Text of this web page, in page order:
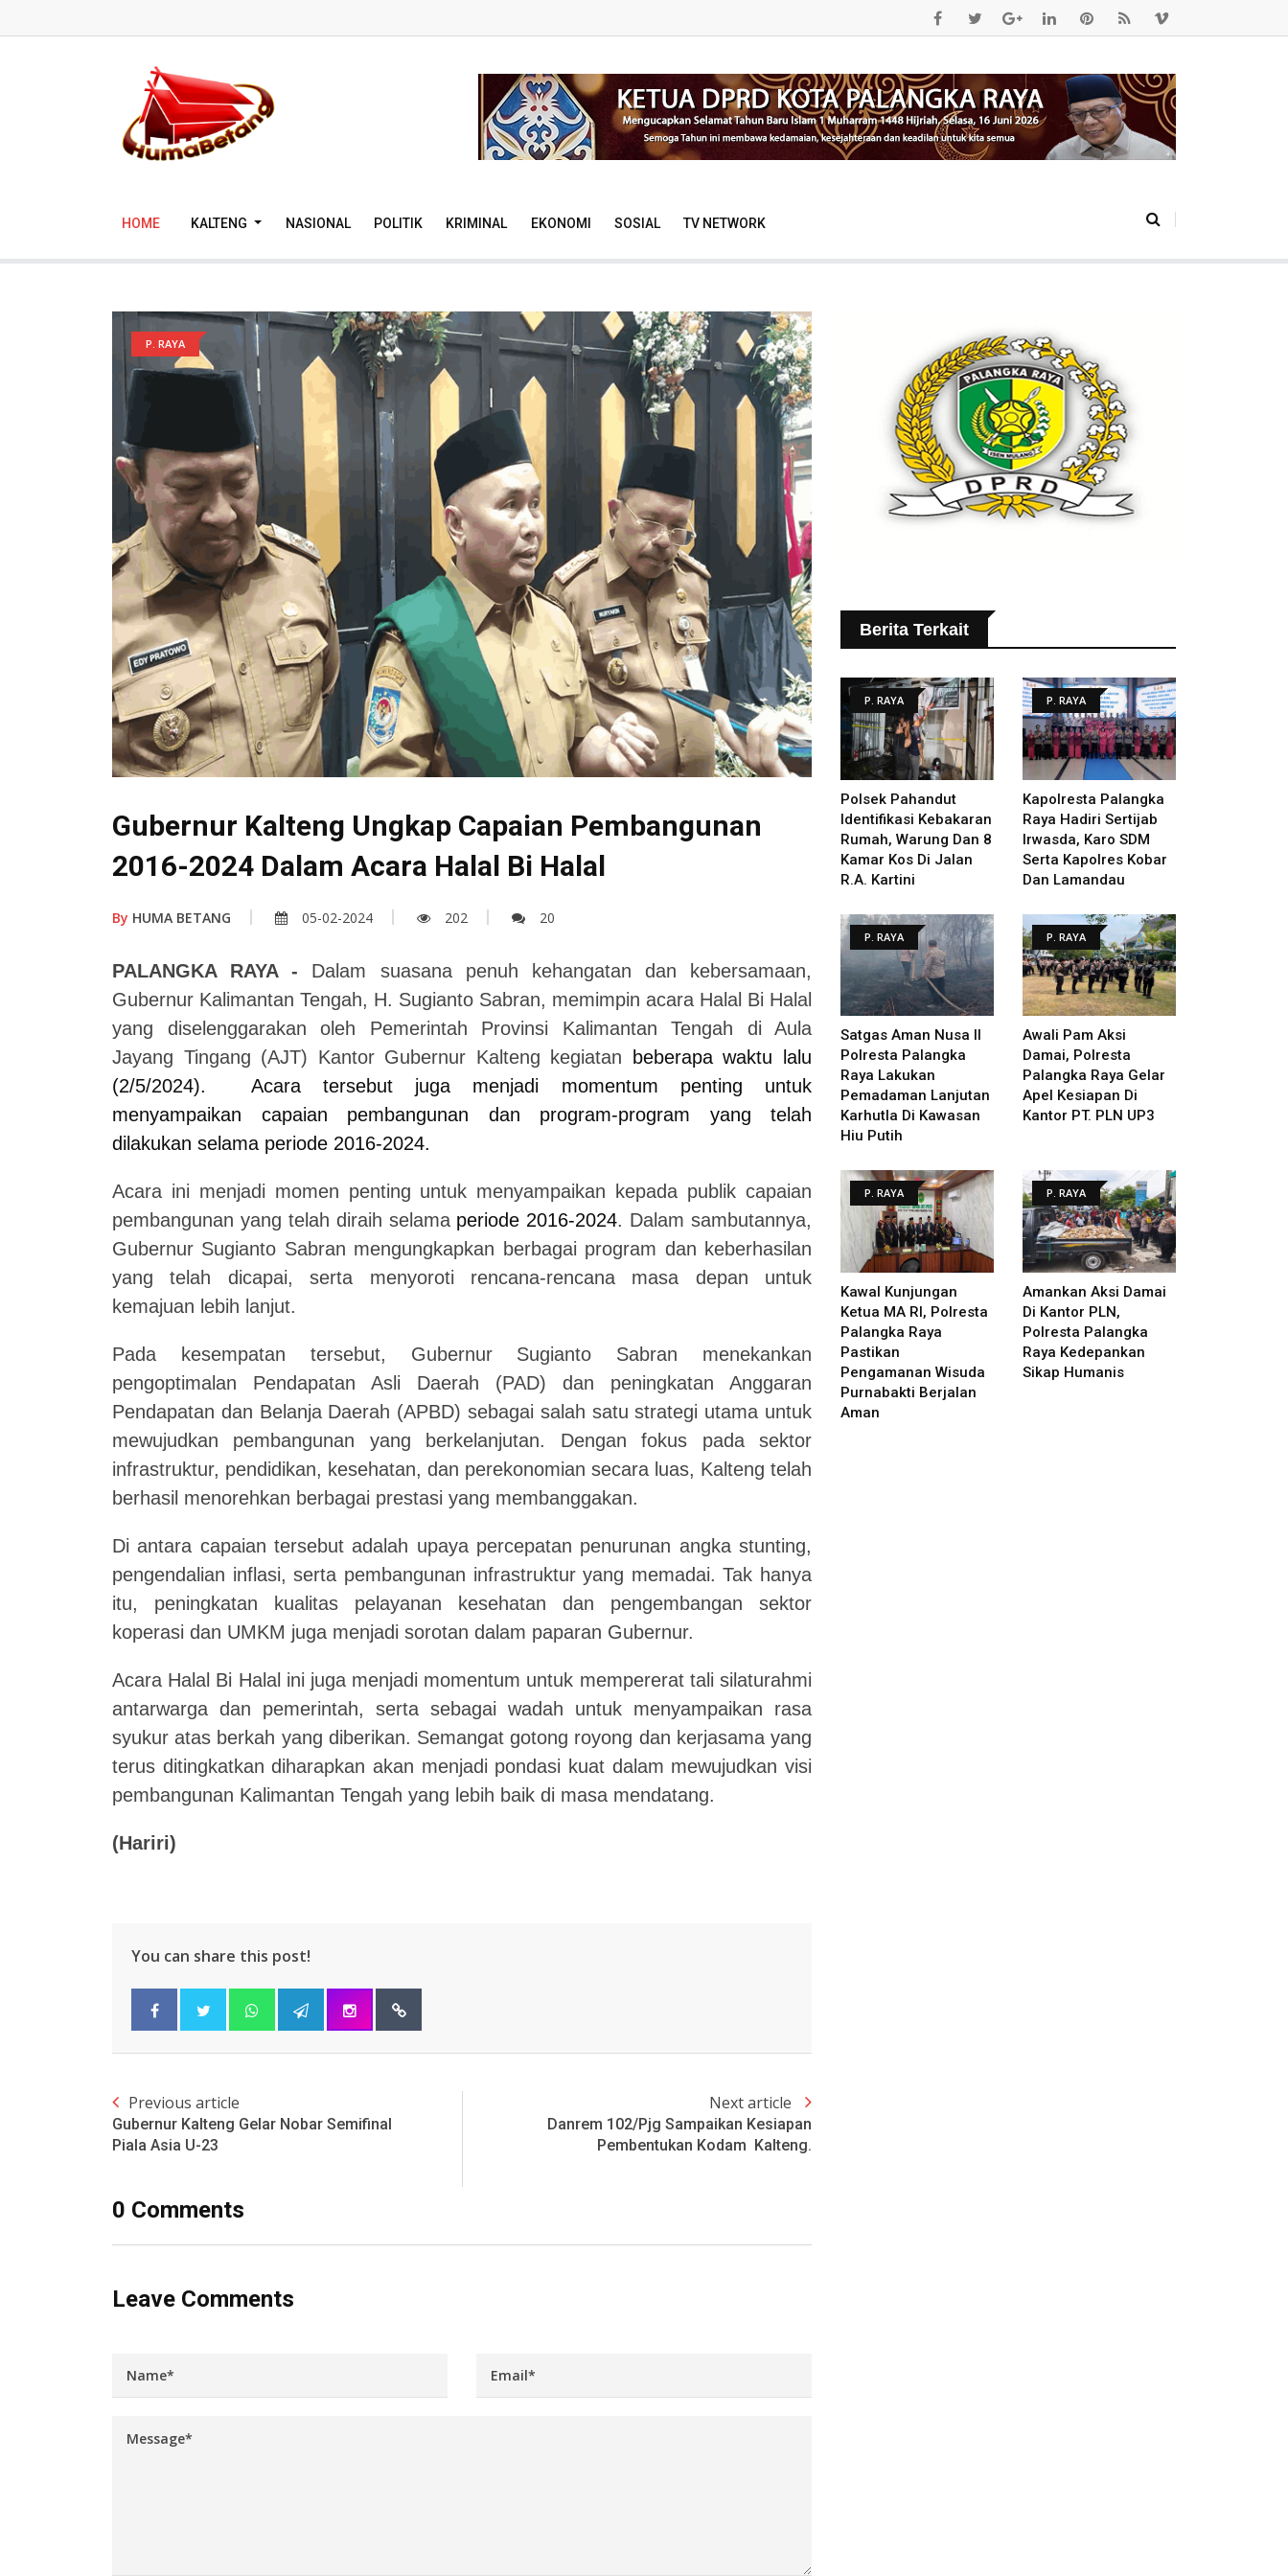
HOME KALTENG NASIONAL POLITIK KRIMINAL EKONOMI SOSIAL TV NETWORK
P. RAYA
Gubernur Kalteng Ungkap Capaian Pembangunan
2016-2024 Dalam Acara Halal Bi Halal
By HUMA BETANG 05-02-2024 202 20
PALANGKA RAYA - Dalam suasana penuh kehangatan dan kebersamaan,
Gubernur Kalimantan Tengah, H. Sugianto Sabran, memimpin acara Halal Bi Halal
yang diselenggarakan oleh Pemerintah Provinsi Kalimantan Tengah di Aula
Jayang Tingang (AJT) Kantor Gubernur Kalteng kegiatan
beberapa waktu lalu
(2/5/2024).
Acara tersebut juga menjadi momentum penting untuk
menyampaikan capaian pembangunan dan program-program yang telah
dilakukan selama periode 2016-2024.
Acara ini menjadi momen penting untuk menyampaikan kepada publik capaian
pembangunan yang telah diraih selama periode 2016-2024. Dalam sambutannya,
Gubernur Sugianto Sabran mengungkapkan berbagai program dan keberhasilan
yang telah dicapai, serta menyoroti rencana-rencana masa depan untuk
kemajuan lebih lanjut.
Pada kesempatan tersebut, Gubernur Sugianto Sabran menekankan
pengoptimalan Pendapatan Asli Daerah (PAD) dan peningkatan Anggaran
Pendapatan dan Belanja Daerah (APBD) sebagai salah satu strategi utama untuk
mewujudkan pembangunan yang berkelanjutan. Dengan fokus pada sektor
infrastruktur, pendidikan, kesehatan, dan perekonomian secara luas, Kalteng telah
berhasil menorehkan berbagai prestasi yang membanggakan.
Di antara capaian tersebut adalah upaya percepatan penurunan angka stunting,
pengendalian inflasi, serta pembangunan infrastruktur yang memadai. Tak hanya
itu, peningkatan kualitas pelayanan kesehatan dan pengembangan sektor
koperasi dan UMKM juga menjadi sorotan dalam paparan Gubernur.
Acara Halal Bi Halal ini juga menjadi momentum untuk mempererat tali silaturahmi
antarwarga dan pemerintah, serta sebagai wadah untuk menyampaikan rasa
syukur atas berkah yang diberikan. Semangat gotong royong dan kerjasama yang
terus ditingkatkan diharapkan akan menjadi pondasi kuat dalam mewujudkan visi
pembangunan Kalimantan Tengah yang lebih baik di masa mendatang.
(Hariri)
You can share this post!
Previous article
Gubernur Kalteng Gelar Nobar Semifinal
Piala Asia U-23
Next article
Danrem 102/Pjg Sampaikan Kesiapan
Pembentukan Kodam Kalteng.
0 Comments
Leave Comments
Berita Terkait
P. RAYA
Polsek Pahandut
Identifikasi Kebakaran
Rumah, Warung Dan 8
Kamar Kos Di Jalan
R.A. Kartini
P. RAYA
Kapolresta Palangka
Raya Hadiri Sertijab
Irwasda, Karo SDM
Serta Kapolres Kobar
Dan Lamandau
P. RAYA
Satgas Aman Nusa II
Polresta Palangka
Raya Lakukan
Pemadaman Lanjutan
Karhutla Di Kawasan
Hiu Putih
P. RAYA
Awali Pam Aksi
Damai, Polresta
Palangka Raya Gelar
Apel Kesiapan Di
Kantor PT. PLN UP3
P. RAYA
Kawal Kunjungan
Ketua MA RI, Polresta
Palangka Raya
Pastikan
Pengamanan Wisuda
Purnabakti Berjalan
Aman
P. RAYA
Amankan Aksi Damai
Di Kantor PLN,
Polresta Palangka
Raya Kedepankan
Sikap Humanis